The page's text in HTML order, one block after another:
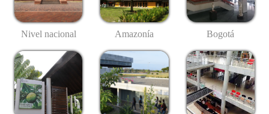
Nivel nacional Amazonía Bogotá